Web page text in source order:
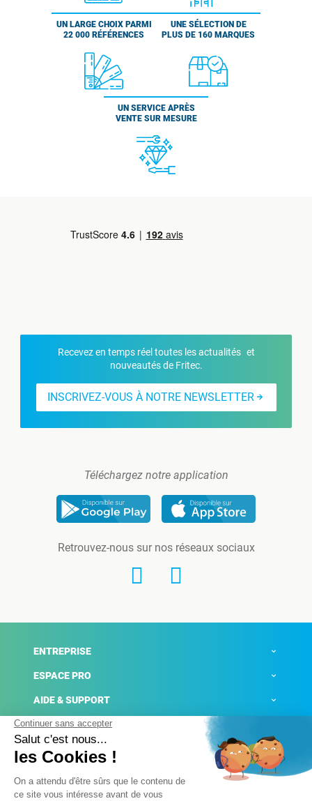
UN LARGE CHOIX PARMI
22 000 RÉFÉRENCES
UNE SÉLECTION DE
PLUS DE 160 MARQUES
UN SERVICE APRÈS
VENTE SUR MESURE
Recevez en temps réel toutes les actualités et
nouveautés de Fritec.
INSCRIVEZ-VOUS À NOTRE NEWSLETTER
Téléchargez notre application
Retrouvez-nous sur nos réseaux sociaux
ENTREPRISE
ESPACE PRO
AIDE & SUPPORT
ACTUALITÉS
Mentions légales